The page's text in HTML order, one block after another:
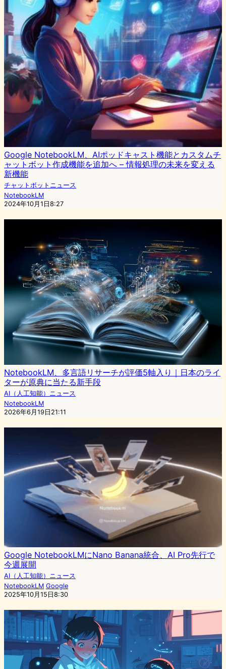
Google NotebookLM、AIポッドキャスト機能とカスタムチ
ャットボット作成機能を追加へ – 情報処理の未来を変える
新機能
チャットボットニュース
NotebookLM
2024年10月1日8:27
NotebookLM、多言語リサーチが評価5軸入り｜日本のライ
ターが原典に当たる新手段
AI（人工知能）ニュース
NotebookLM
2026年6月19日21:11
Google NotebookLMにNano Banana統合、AI Pro先行で
今週展開
AI（人工知能）ニュース
NotebookLM Google
2025年10月15日8:30